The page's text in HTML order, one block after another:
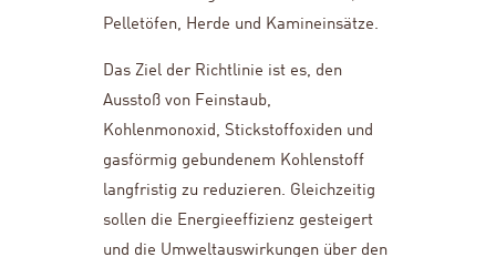
Pelletöfen, Herde und Kamineinsätze.
Das Ziel der Richtlinie ist es, den
Ausstoß von Feinstaub,
Kohlenmonoxid, Stickstoffoxiden und
gasförmig gebundenem Kohlenstoff
langfristig zu reduzieren. Gleichzeitig
sollen die Energieeffizienz gesteigert
und die Umweltauswirkungen über den